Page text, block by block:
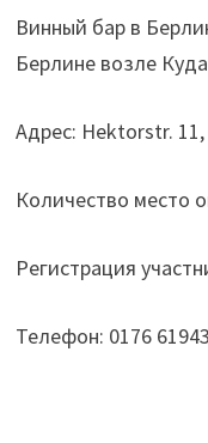
Винный бар в
Берлине возле
Адрес: Hektorstr.
Количество место
Регистрация
Телефон: 0176